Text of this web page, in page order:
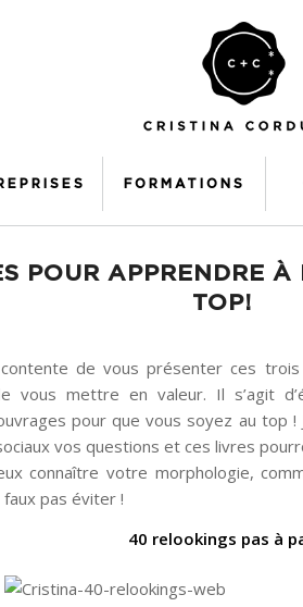
FORMATIONS
POUR APPRENDRE À
TOP!
de vous présenter ces
vous mettre en valeur. Il s’agit
pour que vous soyez au top !
vos questions et ces livres
connaître votre morphologie,
pas éviter !
40 relookings pas à